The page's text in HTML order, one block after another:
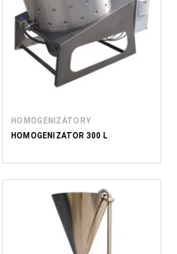
HOMOGENIZÁTORY
HOMOGENIZÁTOR 300 L